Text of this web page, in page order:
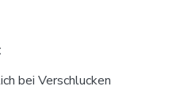
bei Verschlucken